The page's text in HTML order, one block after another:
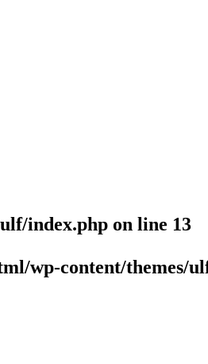
index.php on line 13
wp-content/themes/